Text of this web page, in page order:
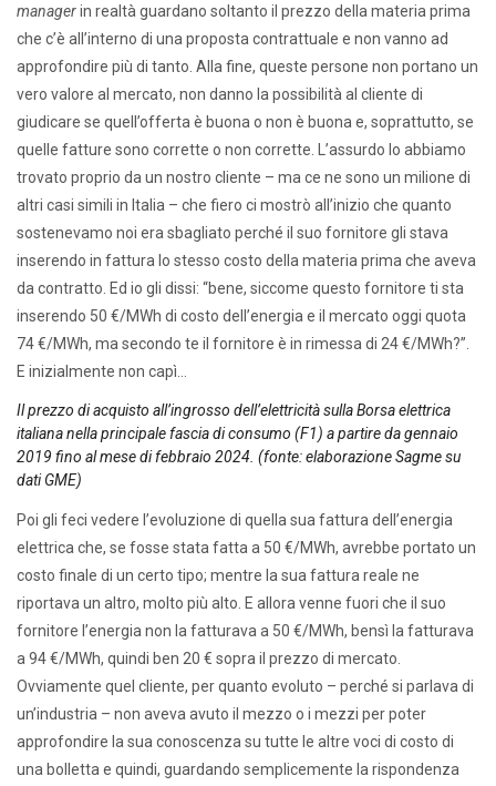
managerin realtà guardano soltanto il prezzo della materia prima
che c’è all’interno di una proposta contrattuale e non vanno ad
approfondire più di tanto. Alla fine, queste persone non portano un
vero valore al mercato, non danno la possibilità al cliente di
giudicare se quell’offerta è buona o non è buona e, soprattutto, se
quelle fatture sono corrette o non corrette. L’assurdo lo abbiamo
trovato proprio da un nostro cliente – ma ce ne sono un milione di
altri casi simili in Italia – che fiero ci mostrò all’inizio che quanto
sostenevamo noi era sbagliato perché il suo fornitore gli stava
inserendo in fattura lo stesso costo della materia prima che aveva
da contratto. Ed io gli dissi: “bene, siccome questo fornitore ti sta
inserendo 50 €/MWh di costo dell’energia e il mercato oggi quota
74 €/MWh, ma secondo te il fornitore è in rimessa di 24 €/MWh?”.
E inizialmente non capì…
Il prezzo di acquisto all’ingrosso dell’elettricità sulla Borsa elettrica
italiana nella principale fascia di consumo (F1) a partire da gennaio
2019 fino al mese di febbraio 2024. (fonte: elaborazione Sagme su
dati GME)
Poi gli feci vedere l’evoluzione di quella sua fattura dell’energia
elettrica che, se fosse stata fatta a 50 €/MWh, avrebbe portato un
costo finale di un certo tipo; mentre la sua fattura reale ne
riportava un altro, molto più alto. E allora venne fuori che il suo
fornitore l’energia non la fatturava a 50 €/MWh, bensì la fatturava
a 94 €/MWh, quindi ben 20 € sopra il prezzo di mercato.
Ovviamente quel cliente, per quanto evoluto – perché si parlava di
un’industria – non aveva avuto il mezzo o i mezzi per poter
approfondire la sua conoscenza su tutte le altre voci di costo di
una bolletta e quindi, guardando semplicemente la rispondenza